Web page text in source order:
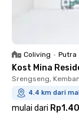
Coliving • Putra
Kost Mina
Srengseng,
4.4 km dari
mulai dari